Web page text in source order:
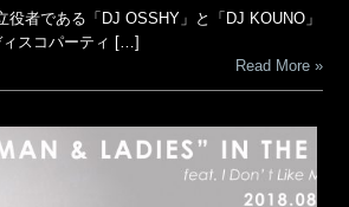
者である「DJ OSSHY」と「DJ KOUNO」
ィスコパーティ […]
Read More